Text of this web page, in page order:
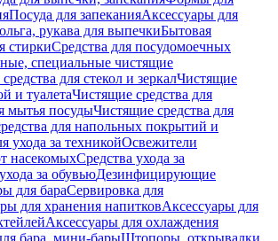
Посуда для запеканияАксессуары для
рукава для выпечкиБытовая
стиркиСредства для посудомоечных
специальные чистящие
для стекол и зеркалЧистящие
и туалетаЧистящие средства для
мытья посудыЧистящие средства для
для напольных покрытий и
ухода за техникойОсвежители
насекомыхСредства ухода за
за обувьюДезинфицирующие
для бараСервировка для
для хранения напитковАксессуары для
Аксессуары для охлаждения
бара, мини-барыШтопоры, открывалки